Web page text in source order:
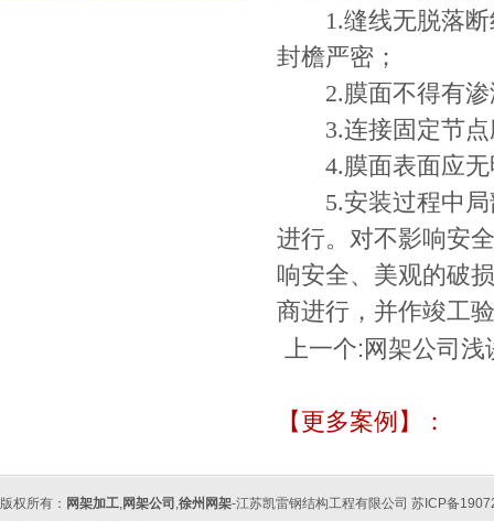
1.缝线无脱落断
封檐严密；
2.膜面不得有渗
3.连接固定节点
4.膜面表面应无
5.安装过程中局
进行。对不影响安
响安全、美观的破
商进行，并作竣工
上一个: 网架公司
【更多案例】：
版权所有： 网架加工,网架公司 ,徐州网架-江苏凯雷钢结构工程有限公司 苏ICP备